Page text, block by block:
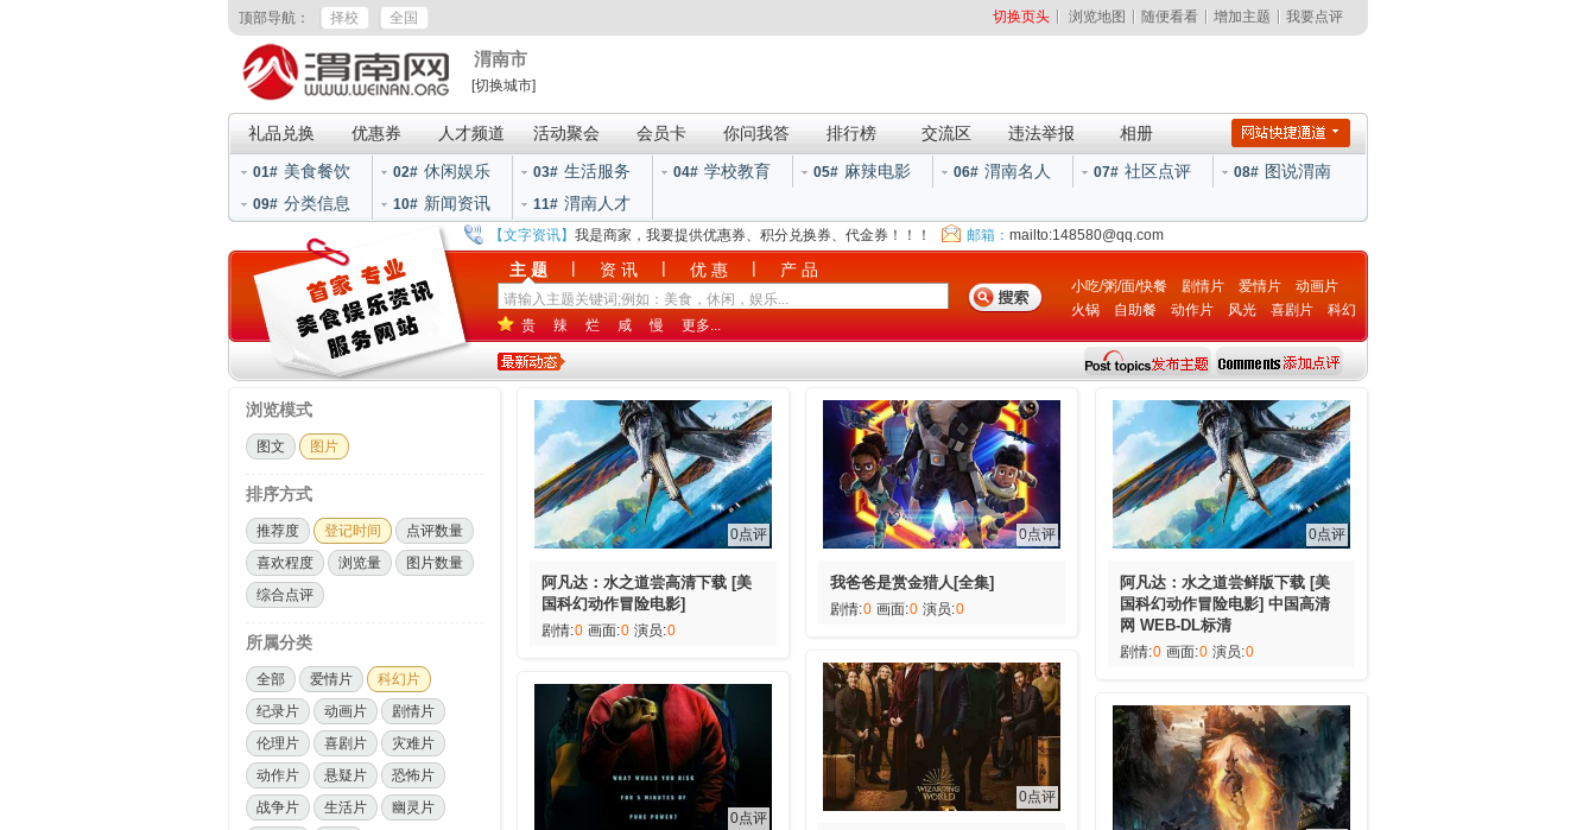
顶部导航： 择校 全国 切换页头 浏览地图 随便看看 增加主题 我要点评
渭南市
[切换城市]
礼品兑换 优惠券 人才频道 活动聚会 会员卡 你问我答 排行榜 交流区 违法举报 相册
01# 美食餐饮 02# 休闲娱乐 03# 生活服务 04# 学校教育 05# 麻辣电影 06# 渭南名人 07# 社区点评 08# 图说渭南
09# 分类信息 10# 新闻资讯 11# 渭南人才
【文字资讯】 我是商家，我要提供优惠券、积分兑换券、代金券！！！ 邮箱： mailto:148580@qq.com
主 题 | 资 讯 | 优 惠 | 产 品
小吃/粥/面/快餐 剧情片 爱情片
动画片
火锅
自助餐 动作片 风光 喜剧片
科幻
贵 辣 烂 咸 慢 更多...
浏览模式
图文 图片
排序方式
推荐度 登记时间
点评数量
喜欢程度
浏览量
图片数量
综合点评
所属分类
全部 爱情片
科幻片
纪录片
动画片
剧情片
伦理片
喜剧片
灾难片
动作片
悬疑片
恐怖片
战争片
生活片
幽灵片
0点评
阿凡达：水之道尝高清下载 [美
国科幻动作冒险电影]
剧情:0 画面:0 演员:0
0点评
0点评
我爸爸是赏金猎人[全集]
剧情:0 画面:0 演员:0
0点评
0点评
阿凡达：水之道尝鲜版下载 [美
国科幻动作冒险电影] 中国高清
网 WEB-DL标清
剧情:0 画面:0 演员:0